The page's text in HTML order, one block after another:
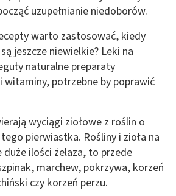
uzupełnianie niedoborów.
warto zastosować, kiedy
jeszcze niewielkie? Leki na
naturalne preparaty
witaminy, potrzebne by poprawić
wyciągi ziołowe z roślin o
pierwiastka. Rośliny i zioła na
duże ilości żelaza, to przede
marchew, pokrzywa, korzeń
czy korzeń perzu.